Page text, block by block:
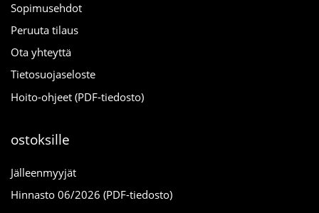
Sopimusehdot
Peruuta tilaus
Ota yhteyttä
Tietosuojaseloste
Hoito-ohjeet (PDF-tiedosto)
ostoksille
Jälleenmyyjät
Hinnasto 06/2026 (PDF-tiedosto)